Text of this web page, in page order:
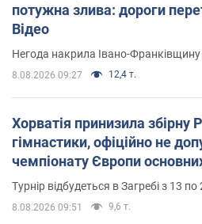
потужна злива: дороги
Відео
Негода накрила Івано-
8.08.2026 09:27 12,4 т.
Хорватія принизила збірну
гімнастики, офіційно не
чемпіонату Європи
Турнір відбудеться в Загребі з 13
8.08.2026 09:51 9,6 т.